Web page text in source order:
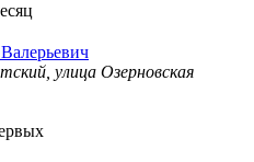
улица Озерновская